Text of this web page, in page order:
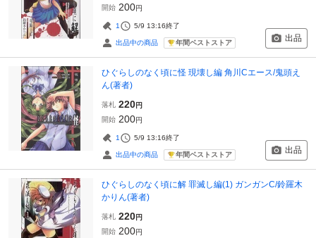
開始 200円
1 5/9 13:16終了
出品中の商品 年間ベストストア 出品
ひぐらしのなく頃に怪 現壊し編 角川Cエース/鬼頭え
ん(著者)
落札 220円
開始 200円
1 5/9 13:16終了
出品中の商品 年間ベストストア 出品
ひぐらしのなく頃に解 罪滅し編(1) ガンガンC/鈴羅木
かりん(著者)
落札 220円
開始 200円